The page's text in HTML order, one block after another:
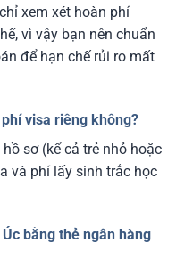
xem xét hoàn phí
vì vậy bạn nên chuẩn
để hạn chế rủi ro mất
visa riêng không?
sơ (kể cả trẻ nhỏ hoặc
và phí lấy sinh trắc học
bằng thẻ ngân hàng